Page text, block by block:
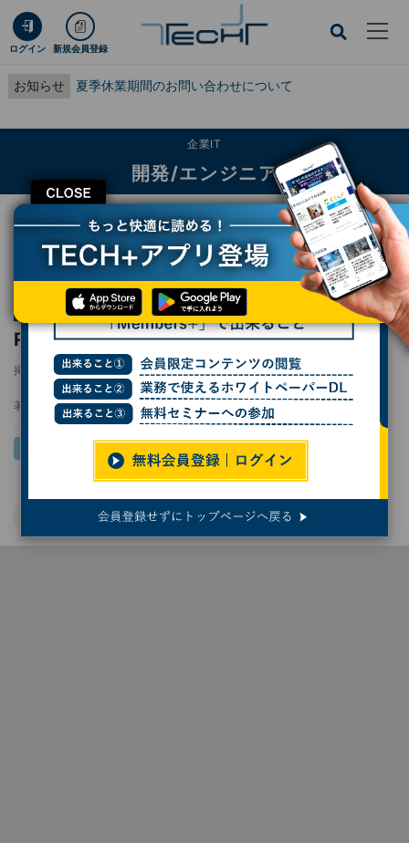
ログイン 新規会員登録
お知らせ 夏季休業期間のお問い合わせについて
CLOSE
企業IT
開発/エンジニア
TECH+ 企業IT 開発/エンジニア RPN電卓を実装しよう
連載
Rustで有名アルゴリズムに挑戦
RPN電卓を実装しよう
掲載日 2023/01/31 14:24
著者： クジラ飛行机
プログラミング言語